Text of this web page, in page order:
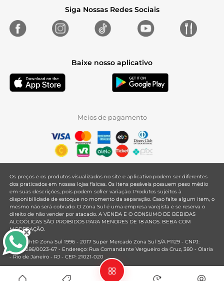
Siga Nossas Redes Sociais
Baixe nosso aplicativo
Meios de pagamento
Os preços e os produtos visualizados no site e aplicativo podem ser diferentes
dos praticados em nossas lojas físicas. Os itens pesáveis possuem peso médio
em suas descrições, pois podem sofrer variação. Produtos sujeitos à
disponibilidade de estoque no momento da separação. Caso falte algum item, o
mesmo não será cobrado. O Zona Sul é uma empresa varejista e se reserva o
direito de não vender por atacado. A VENDA E O CONSUMO DE BEBIDAS
ALCOÓLICAS SÃO PROIBIDOS PARA MENORES DE 18 ANOS. BEBA COM
MODERAÇÃO.
Copyright© Zona Sul 1996 - 2017 Super Mercado Zona Sul S/A F1129 - CNPJ:
33.381.286/0023-67 - Endereço: Rua Comandante Vergueiro da Cruz, 380 - Olaria
- Rio de Janeiro - RJ - CEP: 21021-020
Mantido por